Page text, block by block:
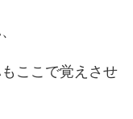
ここで覚えさせ